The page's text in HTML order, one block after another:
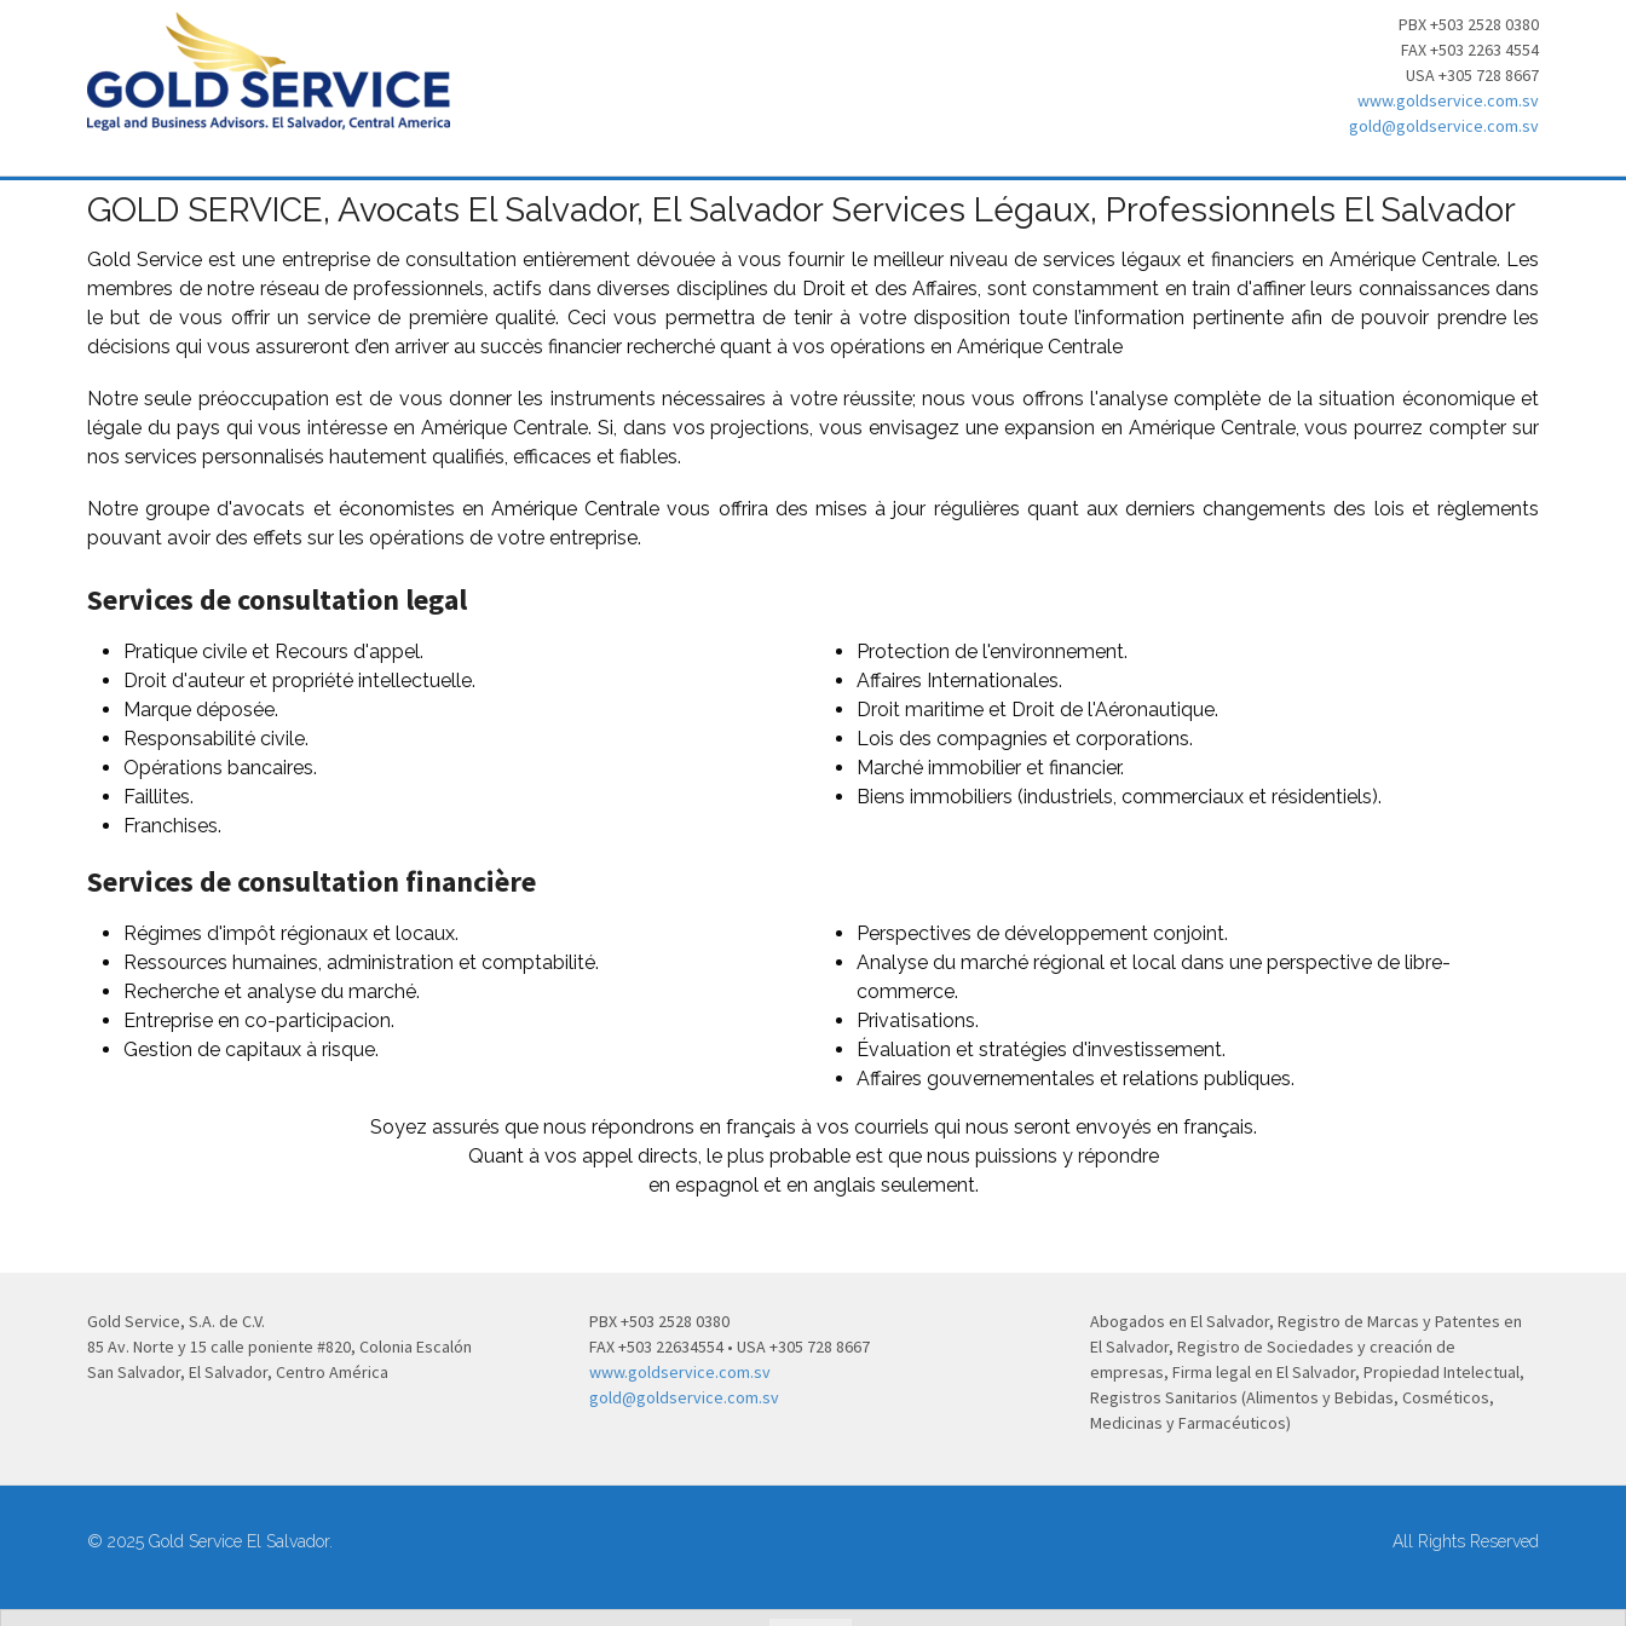
PBX +503 2528 0380
FAX +503 2263 4554
USA +305 728 8667
www.goldservice.com.sv
gold@goldservice.com.sv
GOLD SERVICE, Avocats El Salvador, El Salvador Services Légaux, Professionnels El Salvador
Gold Service est une entreprise de consultation entièrement dévouée à vous fournir le meilleur niveau de services légaux et financiers en Amérique Centrale. Les
membres de notre réseau de professionnels, actifs dans diverses disciplines du Droit et des Affaires, sont constamment en train d'affiner leurs connaissances dans
le but de vous offrir un service de première qualité. Ceci vous permettra de tenir à votre disposition toute l’information pertinente afin de pouvoir prendre les
décisions qui vous assureront d’en arriver au succès financier recherché quant à vos opérations en Amérique Centrale
Notre seule préoccupation est de vous donner les instruments nécessaires à votre réussite; nous vous offrons l'analyse complète de la situation économique et
légale du pays qui vous intéresse en Amérique Centrale. Si, dans vos projections, vous envisagez une expansion en Amérique Centrale, vous pourrez compter sur
nos services personnalisés hautement qualifiés, efficaces et fiables.
Notre groupe d'avocats et économistes en Amérique Centrale vous offrira des mises à jour régulières quant aux derniers changements des lois et règlements
pouvant avoir des effets sur les opérations de votre entreprise.
Services de consultation legal
Pratique civile et Recours d'appel.
Droit d'auteur et propriété intellectuelle.
Marque déposée.
Responsabilité civile.
Opérations bancaires.
Faillites.
Franchises.
Protection de l'environnement.
Affaires Internationales.
Droit maritime et Droit de l'Aéronautique.
Lois des compagnies et corporations.
Marché immobilier et financier.
Biens immobiliers (industriels, commerciaux et résidentiels).
Services de consultation financière
Régimes d'impôt régionaux et locaux.
Ressources humaines, administration et comptabilité.
Recherche et analyse du marché.
Entreprise en co-participacion.
Gestion de capitaux à risque.
Perspectives de développement conjoint.
Analyse du marché régional et local dans une perspective de libre-
commerce.
Privatisations.
Évaluation et stratégies d'investissement.
Affaires gouvernementales et relations publiques.
Soyez assurés que nous répondrons en français à vos courriels qui nous seront envoyés en français.
Quant à vos appel directs, le plus probable est que nous puissions y répondre
en espagnol et en anglais seulement.
Gold Service, S.A. de C.V.
85 Av. Norte y 15 calle poniente #820, Colonia Escalón
San Salvador, El Salvador, Centro América
PBX +503 2528 0380
FAX +503 22634554 • USA +305 728 8667
www.goldservice.com.sv
gold@goldservice.com.sv
Abogados en El Salvador, Registro de Marcas y Patentes en
El Salvador, Registro de Sociedades y creación de
empresas, Firma legal en El Salvador, Propiedad Intelectual,
Registros Sanitarios (Alimentos y Bebidas, Cosméticos,
Medicinas y Farmacéuticos)
© 2025 Gold Service El Salvador. All Rights Reserved